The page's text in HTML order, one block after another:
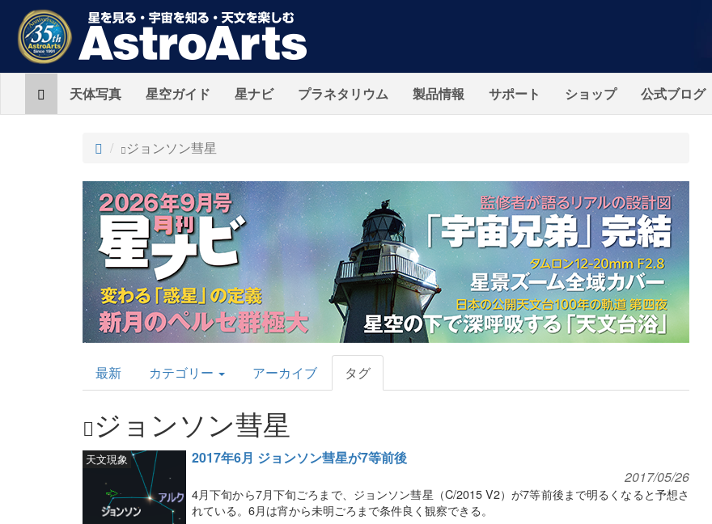
Home天体写真 星空ガイド 星ナビ プラネタリウム 製品情報 サポート ショップ 公式ブログ
ト
プ
ジョンソン彗星
AstroArts
Topics
最新 カテゴリー アーカイブ タグ
ジョンソン彗星
2017年6月 ジョンソン彗星が7等前後
天文現象
2017/05/26
4月下旬から7月下旬ごろまで、ジョンソン彗星（C/2015 V2）が7等前後まで明るくなると予想さ
れている。6月は宵から未明ごろまで条件良く観察できる。